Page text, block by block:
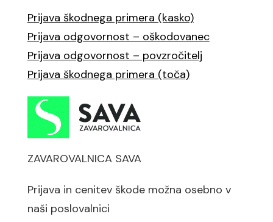
Prijava škodnega primera (kasko)
Prijava odgovornost – oškodovanec
Prijava odgovornost – povzročitelj
Prijava škodnega primera (toča)
ZAVAROVALNICA SAVA
Prijava in cenitev škode možna osebno v
naši poslovalnici